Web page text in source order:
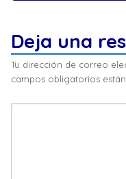
Deja una
Tu dirección de correo
campos obligatorios